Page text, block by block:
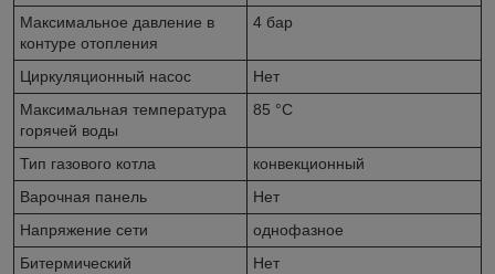
Максимальное давление в
контуре отопления
4 бар
Циркуляционный насос
Нет
Максимальная температура
горячей воды
85 °С
Тип газового котла
конвекционный
Варочная панель
Нет
Напряжение сети
однофазное
Битермический
Нет